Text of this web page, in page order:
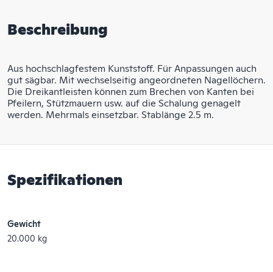
Beschreibung
Aus hochschlagfestem Kunststoff. Für Anpassungen auch
gut sägbar. Mit wechselseitig angeordneten Nagel­löchern.
Die Dreikantleisten können zum Brechen von Kanten bei
Pfeilern, Stützmauern usw. auf die Schalung genagelt
werden. Mehrmals einsetzbar. Stablänge 2.5 m.
Spezifikationen
Gewicht
20.000 kg